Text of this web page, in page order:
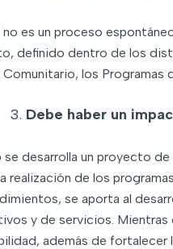
no es un proceso
definido dentro de los
los Programas
Debe haber un
se desarrolla un proyecto
realización de los
se aporta al
y de servicios. Mientras
además de